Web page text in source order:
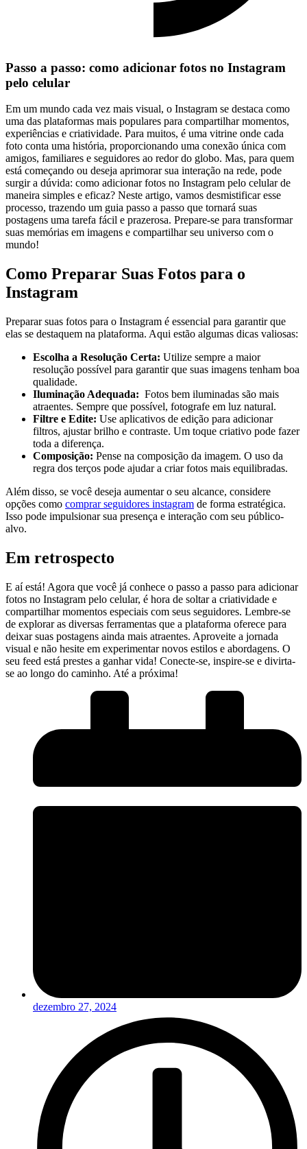
Passo a passo: ​como adicionar fotos ‌no Instagram
pelo celular
Em um mundo cada vez‍ mais visual, o Instagram se destaca como
uma das ‍plataformas‍ mais populares para compartilhar‍ momentos,
experiências‍ e criatividade. Para ⁣muitos,⁤ é uma vitrine onde​ cada
foto conta⁣ uma história,⁤ proporcionando⁤ uma conexão única​ com
⁢amigos,⁣ familiares ‌e seguidores‌ ao redor do globo. Mas, para‌ quem
está começando ou deseja aprimorar‌ sua interação na‍ rede, ⁤pode​
surgir a dúvida: como adicionar fotos no Instagram pelo celular de
maneira simples e ⁤eficaz? Neste artigo, vamos desmistificar esse​
processo,⁤ trazendo um guia passo a passo que tornará suas
‌postagens uma tarefa fácil e prazerosa. Prepare-se para transformar
suas memórias em imagens e compartilhar ⁢seu⁣ universo com o
mundo!
Como ⁤Preparar Suas Fotos para o
‌Instagram
Preparar‌ suas fotos para o Instagram é essencial para garantir que
elas se destaquem na plataforma. Aqui estão⁤ algumas dicas valiosas:
Escolha a Resolução Certa: Utilize sempre a ⁢maior ​
resolução⁤ possível para garantir que suas imagens tenham ⁢boa
qualidade.
Iluminação‍ Adequada: ⁣ Fotos‍ bem iluminadas⁢ são mais
atraentes. Sempre que possível, fotografe em luz natural.
Filtre e Edite: Use aplicativos ⁤de edição para adicionar
filtros, ajustar brilho e contraste. Um toque‌ criativo pode ‌fazer‍
toda a diferença.
Composição: Pense na composição ⁢da‍ imagem. O uso⁢ da
regra dos terços pode ajudar a​ criar fotos mais ‍equilibradas.
Além disso,‌ se ⁤você⁢ deseja aumentar⁣ o seu​ alcance, considere
‌opções ⁤como comprar seguidores instagram de forma estratégica.
Isso⁤ pode impulsionar sua​ presença ‍e interação com seu público-
alvo.
Em retrospecto
E aí está! Agora que você⁣ já conhece ​o passo⁣ a ‌passo para adicionar
fotos ⁤no Instagram‌ pelo ⁢celular, ⁤é hora de soltar ‌a criatividade‌ e
compartilhar⁢ momentos⁣ especiais com seus seguidores. Lembre-se
de​ explorar‍ as diversas ferramentas que a⁢ plataforma oferece para
deixar suas postagens ainda mais atraentes. Aproveite a jornada
visual‌ e‌ não hesite em experimentar novos estilos e abordagens. ‍O
seu feed está prestes‍ a ganhar vida! Conecte-se, inspire-se e divirta-
se ao longo do ⁤caminho. Até a próxima!
dezembro 27, 2024